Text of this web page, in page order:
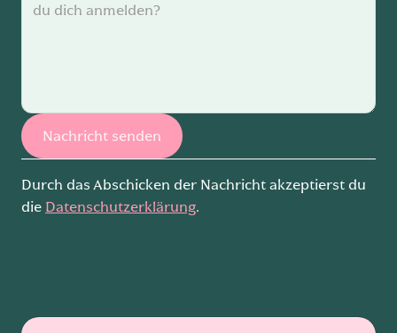
Durch das Abschicken der Nachricht akzeptierst du
die Datenschutzerklärung.